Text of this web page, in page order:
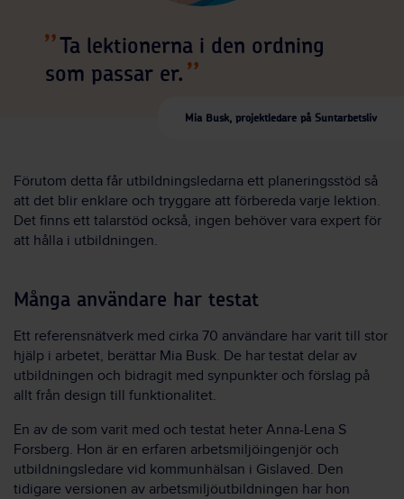
Ta lektionerna i den ordning
som passar er.
Mia Busk, projektledare på Suntarbetsliv
Förutom detta får utbildningsledarna ett planeringsstöd så
att det blir enklare och tryggare att förbereda varje lektion.
Det finns ett talarstöd också, ingen behöver vara expert för
att hålla i utbildningen.
Många användare har testat
Ett referensnätverk med cirka 70 användare har varit till stor
hjälp i arbetet, berättar Mia Busk. De har testat delar av
utbildningen och bidragit med synpunkter och förslag på
allt från design till funktionalitet.
En av de som varit med och testat heter Anna-Lena S
Forsberg. Hon är en erfaren arbetsmiljöingenjör och
utbildningsledare vid kommunhälsan i Gislaved. Den
tidigare versionen av arbetsmiljöutbildningen har hon